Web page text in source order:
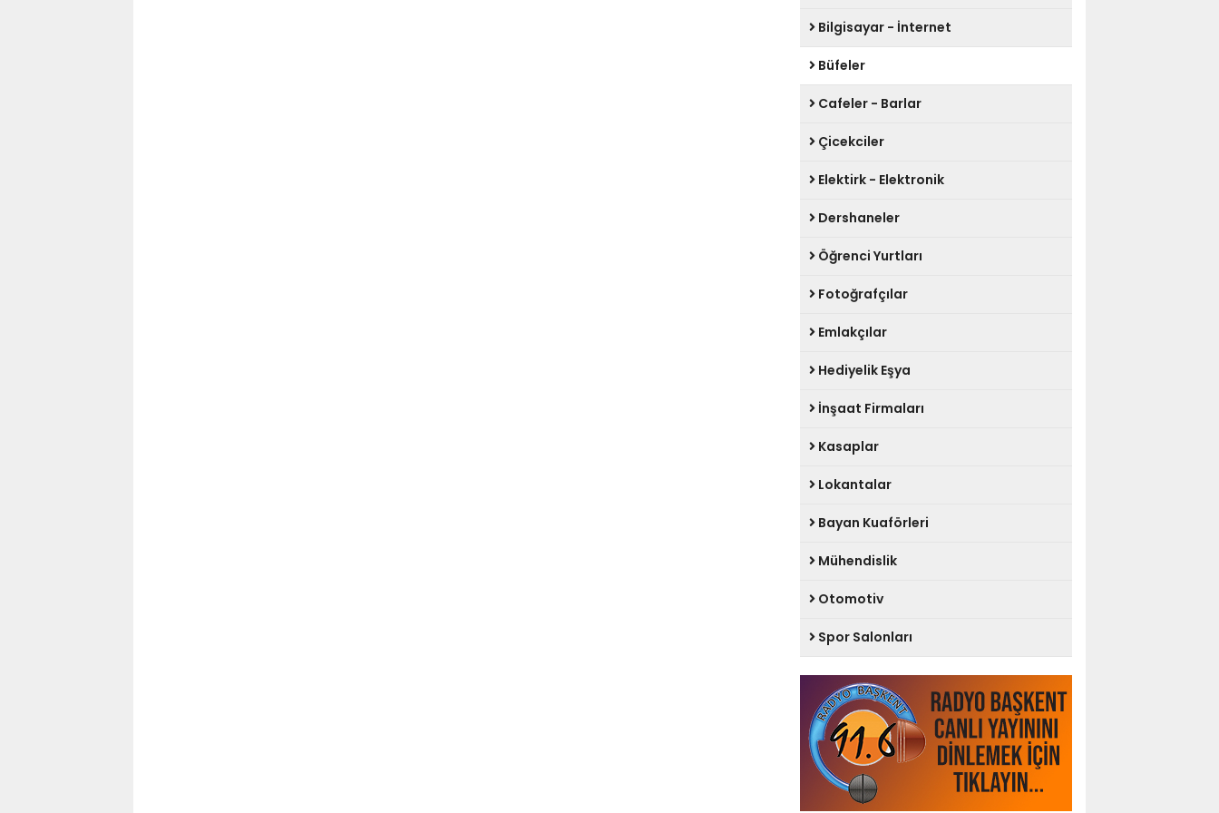
Bilgisayar - İnternet
Büfeler
Cafeler - Barlar
Çicekciler
Elektirk - Elektronik
Dershaneler
Öğrenci Yurtları
Fotoğrafçılar
Emlakçılar
Hediyelik Eşya
İnşaat Firmaları
Kasaplar
Lokantalar
Bayan Kuaförleri
Mühendislik
Otomotiv
Spor Salonları